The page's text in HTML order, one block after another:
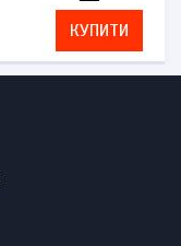
КУПИТИ